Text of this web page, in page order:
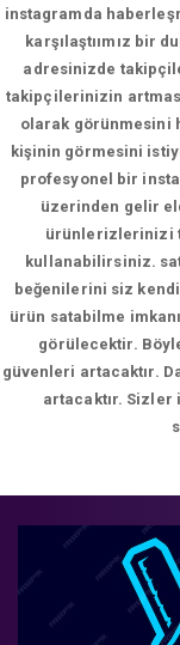
instagramda
karşılaştıımız bir
adresinizde
takipçilerinizin
olarak görünmesini
kişinin görmesini
profesyonel bir
üzerinden gelir
ürünlerizlerinizi
kullanabilirsiniz.
beğenilerini siz kendi
ürün satabilme
görülecektir.
güvenleri artacaktır.
artacaktır. Sizler